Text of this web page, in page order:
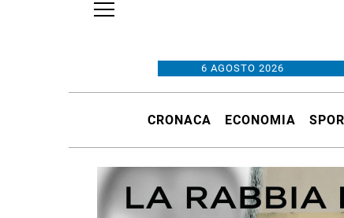
6 AGOSTO 2026
CRONACA ECONOMIA